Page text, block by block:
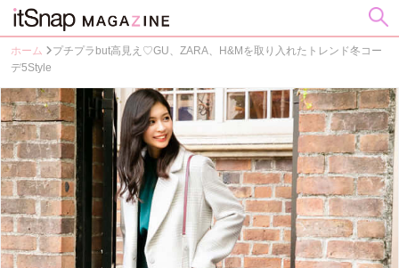
ホーム
プチプラbut高見え♡GU、ZARA、H&Mを取り入れたトレンド冬コー
デ5Style